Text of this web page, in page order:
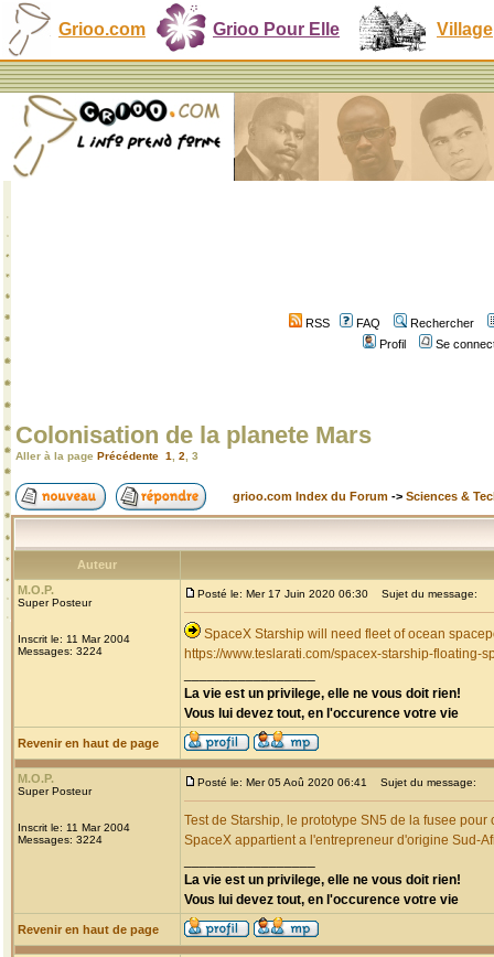
Grioo.com Grioo Pour Elle Village
RSS FAQ
Rechercher
Profil
Se
Colonisation de la planete Mars
Aller à la page Précédente 1 2 3
grioo.com Index du Forum -> Sciences &
Auteur
M.O.P.
Super Posteur
Inscrit le: 11 Mar 2004
Messages: 3224
Posté le: Mer 17 Juin 2020 06:30 Sujet du message:
SpaceX Starship will need fleet of ocean
https://www.teslarati.com/spacex-starship-floating-
La vie est un privilege, elle ne vous doit rien!
Vous lui devez tout, en l'occurence votre vie
Revenir en haut de page
M.O.P.
Super Posteur
Inscrit le: 11 Mar 2004
Messages: 3224
Posté le: Mer 05 Aoû 2020 06:41 Sujet du message:
Test de Starship, le prototype SN5 de la fusee
SpaceX appartient a l'entrepreneur d'origine Sud-
La vie est un privilege, elle ne vous doit rien!
Vous lui devez tout, en l'occurence votre vie
Revenir en haut de page